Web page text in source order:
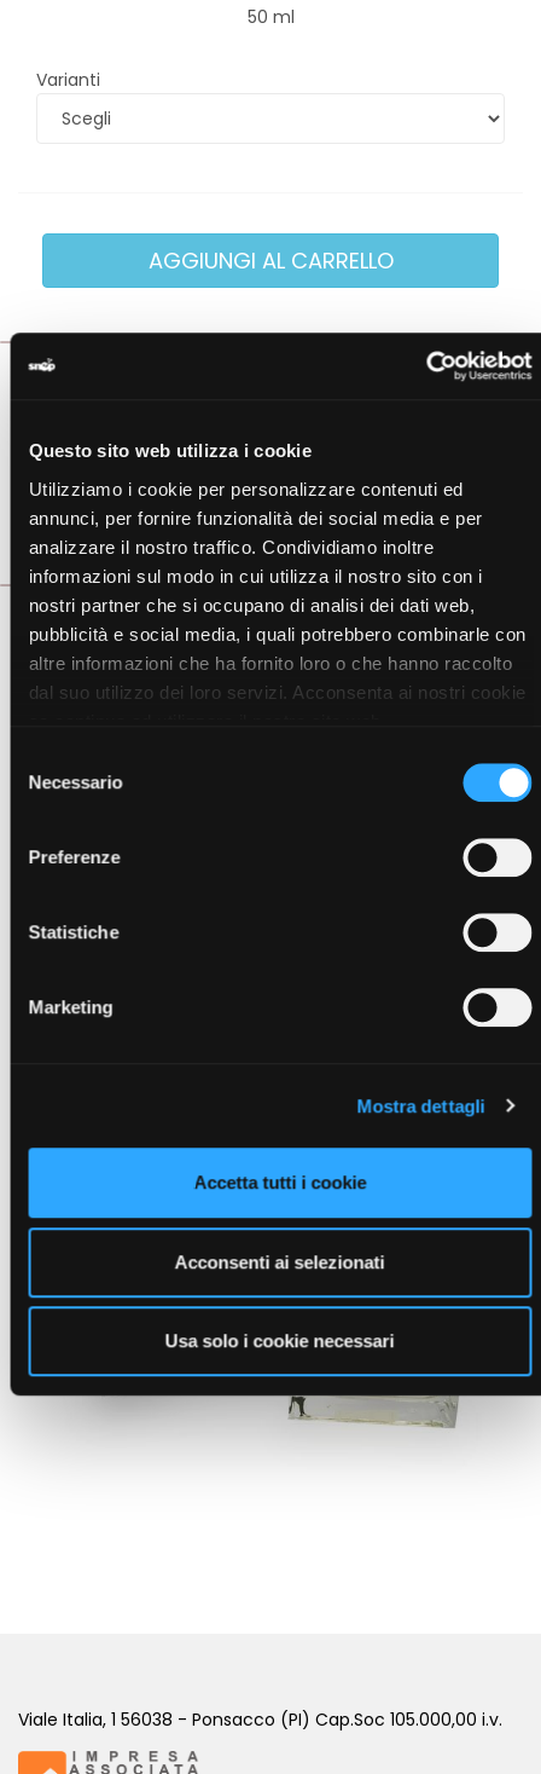
Questo sito web utilizza i cookie
Utilizziamo i cookie per personalizzare contenuti ed
annunci, per fornire funzionalità dei social media e per
analizzare il nostro traffico. Condividiamo inoltre
informazioni sul modo in cui utilizza il nostro sito con i
nostri partner che si occupano di analisi dei dati web,
pubblicità e social media, i quali potrebbero combinarle con
altre informazioni che ha fornito loro o che hanno raccolto
dal suo utilizzo dei loro servizi. Acconsenta ai nostri cookie
delNecessario
Preferenze
Statistiche
Marketing
Mostra dettagli
Accetta tutti i cookie
Acconsenti ai selezionati
Usa solo i cookie necessari
50 ml
Varianti
Come si usa
Scheda Tecnica
Ispirato sulle note di Gucci Guilty.
Note di testa: mandarino, bergamotto, pepe rosa.
Note di cuore: pesca, ribes, geranio, gelsomino, lillà.
Visualizza articoli della stessa
Viale Italia, 1 56038 - Ponsacco (PI) Cap.Soc 105.000,00 i.v.